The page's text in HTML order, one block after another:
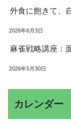
外食に飽きて、
2026年6月3日
麻雀戦略講座：
2026年5月30日
カレンダー